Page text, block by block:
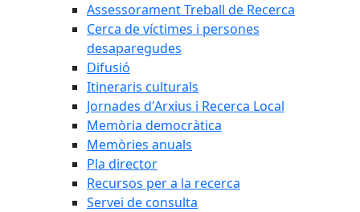
Assessorament Treball de Recerca
Cerca de víctimes i persones
desaparegudes
Difusió
Itineraris culturals
Jornades d'Arxius i Recerca Local
Memòria democràtica
Memòries anuals
Pla director
Recursos per a la recerca
Servei de consulta